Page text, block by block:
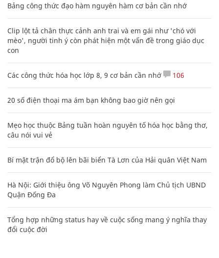
Bảng công thức đạo hàm nguyên hàm cơ bản cần nhớ
Clip lột tả chân thực cảnh anh trai và em gái như 'chó với
mèo', người tinh ý còn phát hiện một vấn đề trong giáo dục
con
Các công thức hóa học lớp 8, 9 cơ bản cần nhớ 106
20 số điện thoại ma ám bạn không bao giờ nên gọi
Mẹo học thuộc Bảng tuần hoàn nguyên tố hóa học bằng thơ,
câu nói vui vẻ
Bí mật trận đổ bộ lên bãi biển Tà Lơn của Hải quân Việt Nam
Hà Nội: Giới thiệu ông Võ Nguyên Phong làm Chủ tịch UBND
Quận Đống Đa
Tổng hợp những status hay về cuộc sống mang ý nghĩa thay
đổi cuộc đời